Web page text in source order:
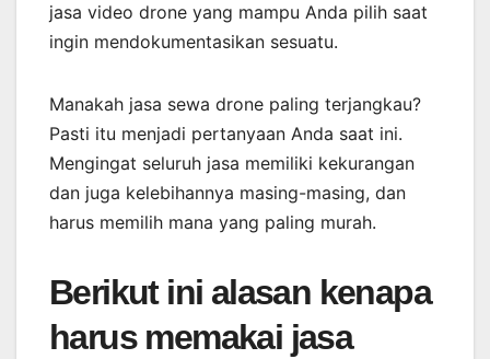
jasa video drone yang mampu Anda pilih saat
ingin mendokumentasikan sesuatu.
Manakah jasa sewa drone paling terjangkau?
Pasti itu menjadi pertanyaan Anda saat ini.
Mengingat seluruh jasa memiliki kekurangan
dan juga kelebihannya masing-masing, dan
harus memilih mana yang paling murah.
Berikut ini alasan kenapa
harus memakai jasa